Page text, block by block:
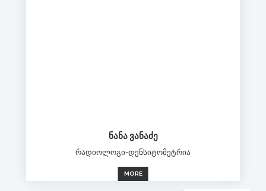
ᲜᲐᲜᲐ ᲕᲐᲜᲐᲫᲔ
რადიოლოგი-დენსიტომეტრია
MORE